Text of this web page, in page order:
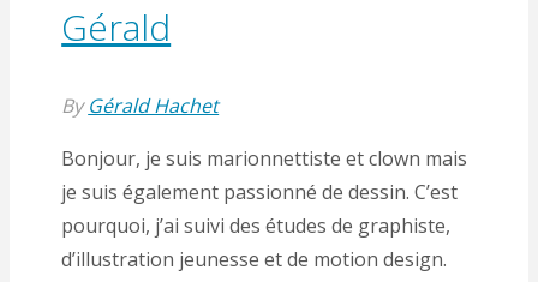
Gérald
By Gérald Hachet
Bonjour, je suis marionnettiste et clown mais
je suis également passionné de dessin. C’est
pourquoi, j’ai suivi des études de graphiste,
d’illustration jeunesse et de motion design.